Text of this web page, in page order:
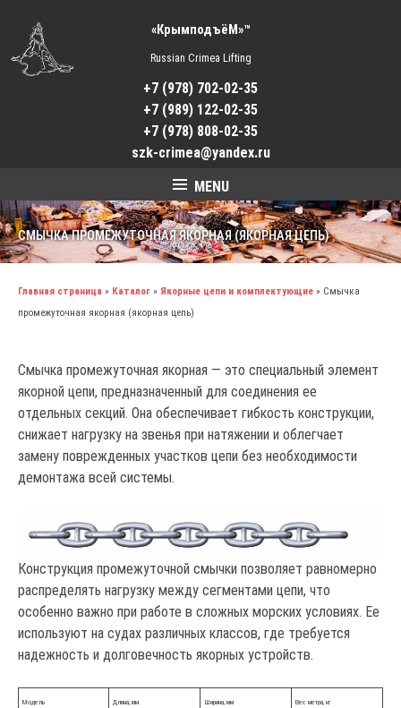
«КрымподъёМ»™
Russian Crimea Lifting
+7 (978) 702-02-35
+7 (989) 122-02-35
+7 (978) 808-02-35
szk-crimea@yandex.ru
MENU
СМЫЧКА ПРОМЕЖУТОЧНАЯ ЯКОРНАЯ (ЯКОРНАЯ ЦЕПЬ)
Главная страница » Каталог » Якорные цепи и комплектующие » Смычка
промежуточная якорная (якорная цепь)
Смычка промежуточная якорная — это специальный элемент
якорной цепи, предназначенный для соединения ее
отдельных секций. Она обеспечивает гибкость конструкции,
снижает нагрузку на звенья при натяжении и облегчает
замену поврежденных участков цепи без необходимости
демонтажа всей системы.
Конструкция промежуточной смычки позволяет равномерно
распределять нагрузку между сегментами цепи, что
особенно важно при работе в сложных морских условиях. Ее
используют на судах различных классов, где требуется
надежность и долговечность якорных устройств.
Модель Длина, мм Ширина, мм Вес метра, кг